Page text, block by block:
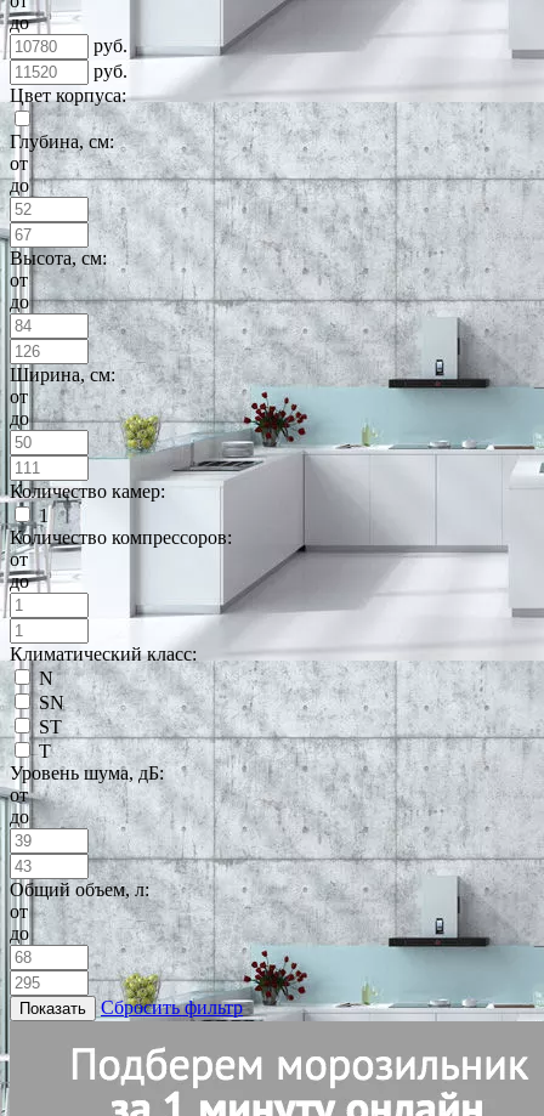
до
руб.
руб.
Цвет корпуса:
Глубина, см:
от
до
Высота, см:
от
до
Ширина, см:
от
до
Количество камер:
1
Количество компрессоров:
от
до
Климатический класс:
N
SN
ST
T
Уровень шума, дБ:
от
до
Общий объем, л:
от
до
Показать Сбросить фильтр